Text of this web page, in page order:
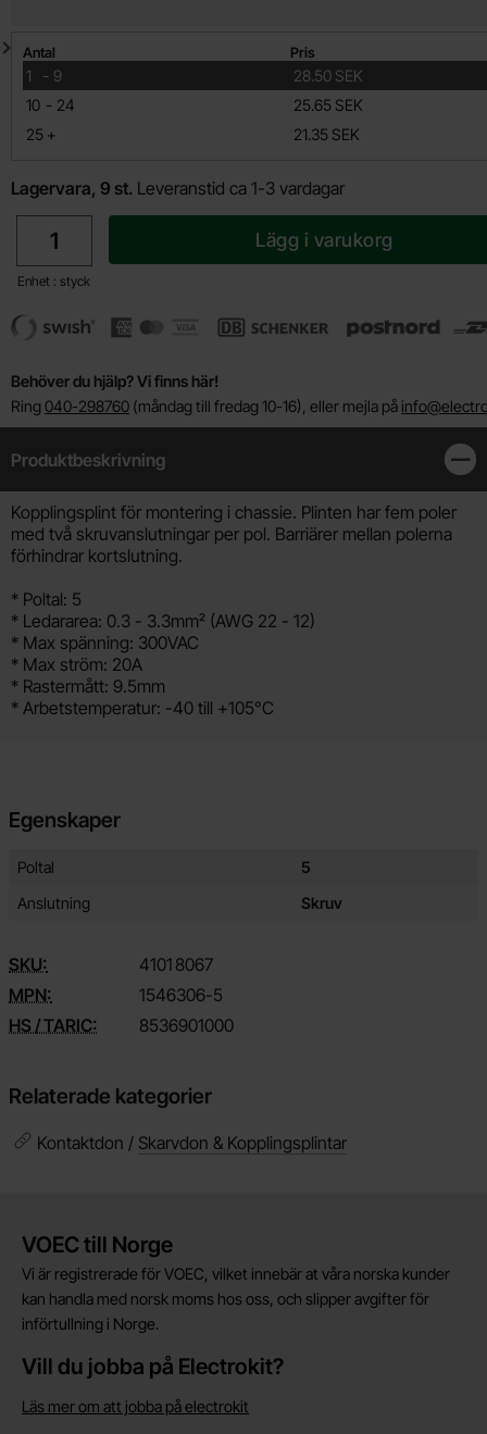
Mängdrabatt
Antal Pris
1 -
till 9
28.50 SEK
10 -
till 24
25.65 SEK
25 +
till 21.35 SEK
Lagervara, 9 st. Leveranstid ca 1-3 vardagar
Enhet : styck
Lägg i varukorg
Behöver du hjälp? Vi finns här!
Ring 040-298760 (måndag till fredag 10-16), eller mejla på
Produktbeskrivning
Produktbeskrivning
Kopplingsplint för montering i chassie. Plinten har fem poler
med två skruvanslutningar per pol. Barriärer mellan polerna
förhindrar kortslutning.
* Poltal: 5
* Ledararea: 0.3 - 3.3mm² (AWG 22 - 12)
* Max spänning: 300VAC
* Max ström: 20A
* Rastermått: 9.5mm
* Arbetstemperatur: -40 till +105°C
Egenskaper
Egenskaper/attribut för denna produkt
Attribut
Poltal
5
Anslutning
Skruv
SKU: 4101 8067
MPN:
1546306-5
HS / TARIC:
8536901000
Relaterade kategorier
Kontaktdon / Skarvdon & Kopplingsplintar
Kort allmän information
VOEC till Norge
Vi är registrerade för VOEC, vilket innebär at våra norska kunder
kan handla med norsk moms hos oss, och slipper avgifter för
införtullning i Norge.
Vill du jobba på Electrokit?
Läs mer om att jobba på electrokit